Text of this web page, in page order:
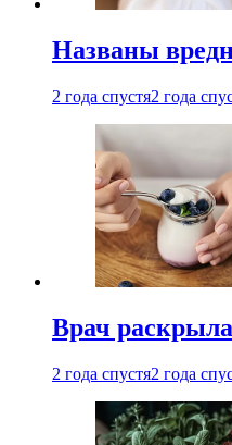
Названы
2 года спустя2 года
Врач
2 года спустя2 года